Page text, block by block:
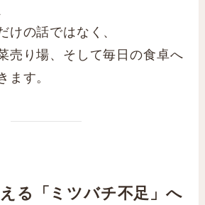
けの話ではなく、
売り場、そして毎日の食卓へ
ます。
る「ミツバチ不足」へ